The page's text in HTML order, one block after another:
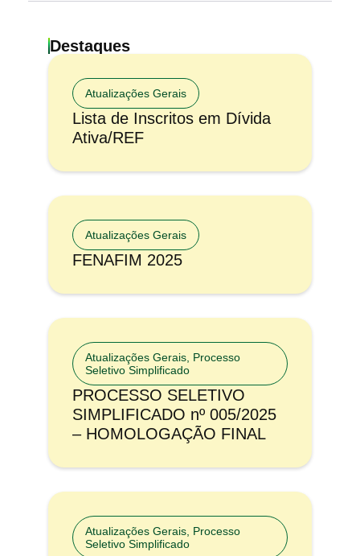
Destaques
Atualizações Gerais
Lista de Inscritos em Dívida
Ativa/REF
Atualizações Gerais
FENAFIM 2025
Atualizações Gerais Processo
Seletivo Simplificado
PROCESSO SELETIVO
SIMPLIFICADO nº 005/2025
– HOMOLOGAÇÃO FINAL
Atualizações Gerais Processo
Seletivo Simplificado